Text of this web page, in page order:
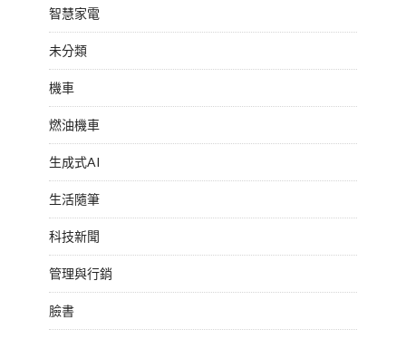
智慧家電
未分類
機車
燃油機車
生成式AI
生活隨筆
科技新聞
管理與行銷
臉書